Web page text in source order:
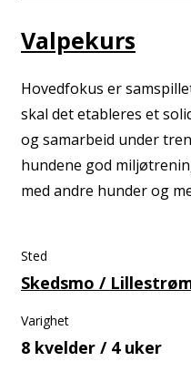
Valpekurs
Hovedfokus er
skal det etableres et
og samarbeid under
hundene god
med andre hunder og
Sted
Skedsmo /
Varighet
8 kvelder / 4 uker